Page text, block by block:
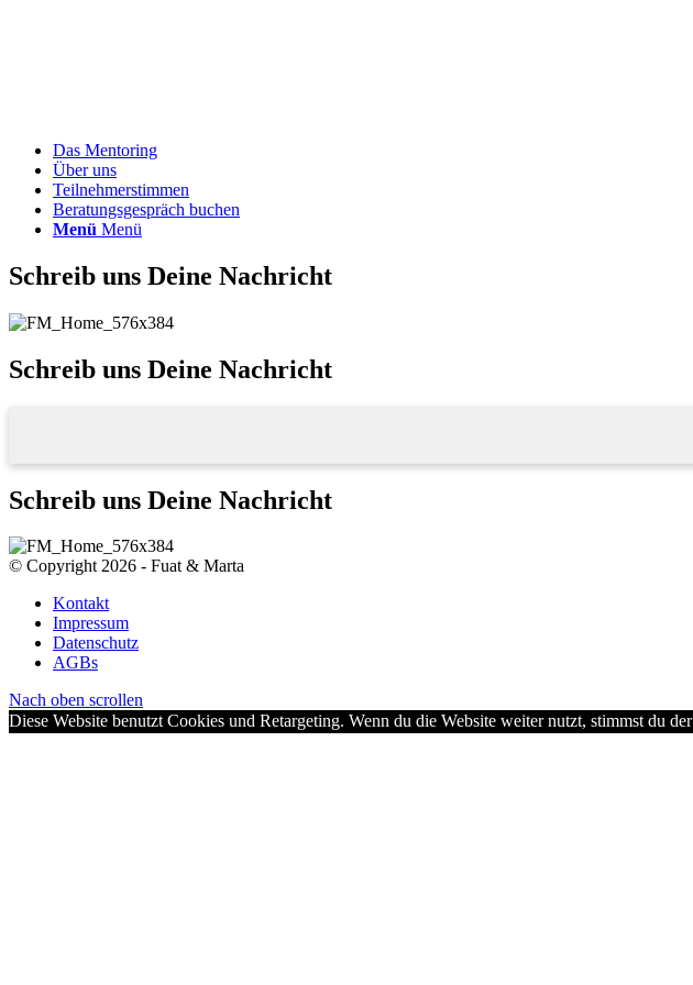
Das Mentoring
Über uns
Teilnehmerstimmen
Beratungsgespräch buchen
Menü Menü
Schreib uns Deine Nachricht
Schreib uns Deine Nachricht
Schreib uns Deine Nachricht
© Copyright 2026 - Fuat & Marta
Kontakt
Impressum
Datenschutz
AGBs
Nach oben scrollen
Diese Website benutzt Cookies und Retargeting. Wenn du die Website weiter nutzt, stimmst du